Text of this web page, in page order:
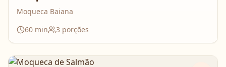
Moqueca Baiana
60 min 3 porções